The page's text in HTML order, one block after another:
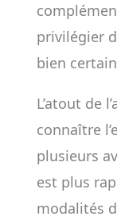
privilégier
bien
L’atout de
connaître
plusieurs
est plus
modalités